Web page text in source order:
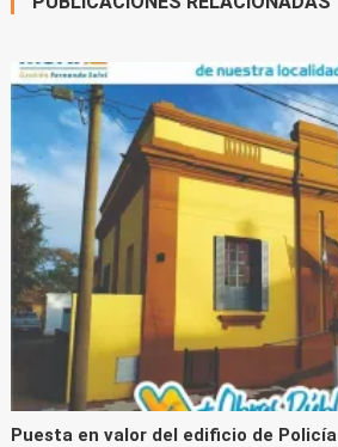
Puesta en valor del edificio de Policía